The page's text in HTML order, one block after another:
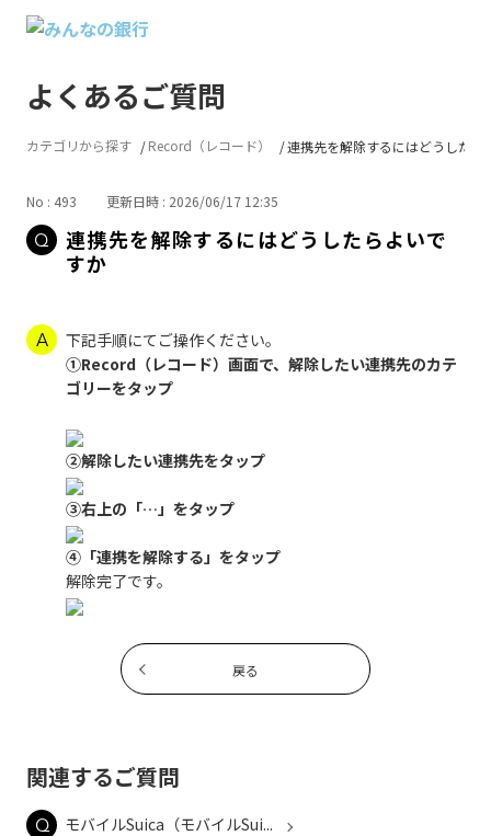
よくあるご質問
カテゴリから探す Record（レコード） 連携先を解除するにはどうしたら
No : 493 更新日時 : 2026/06/17 12:35
連携先を解除するにはどうしたらよいで
すか
下記手順にてご操作ください。
①Record（レコード）画面で、解除したい連携先のカテ
ゴリーをタップ
②解除したい連携先をタップ
③右上の「…」をタップ
④「連携を解除する」をタップ
解除完了です。
戻る
関連するご質問
モバイルSuica（モバイルSui...